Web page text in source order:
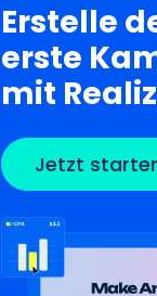
Erstelle
erste
mit
Jetzt